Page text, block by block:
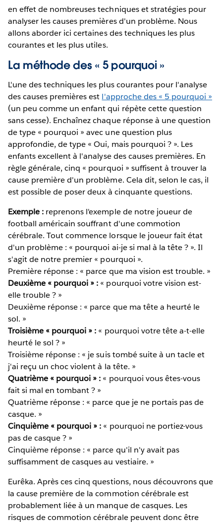
en effet de nombreuses techniques et stratégies pour
analyser les causes premières d'un problème. Nous
allons aborder ici certaines des techniques les plus
courantes et les plus utiles.
La méthode des « 5 pourquoi »
L'une des techniques les plus courantes pour l'analyse
des causes premières est l'approche des « 5 pourquoi »
(un peu comme un enfant qui répète cette question
sans cesse). Enchaînez chaque réponse à une question
de type « pourquoi » avec une question plus
approfondie, de type « Oui, mais pourquoi ? ». Les
enfants excellent à l'analyse des causes premières. En
règle générale, cinq « pourquoi » suffisent à trouver la
cause première d'un problème. Cela dit, selon le cas, il
est possible de poser deux à cinquante questions.
Exemple : reprenons l'exemple de notre joueur de
football américain souffrant d'une commotion
cérébrale. Tout commence lorsque le joueur fait état
d'un problème : « pourquoi ai-je si mal à la tête ? ». Il
s'agit de notre premier « pourquoi ».
Première réponse : « parce que ma vision est trouble. »
Deuxième « pourquoi » : « pourquoi votre vision est-
elle trouble ? »
Deuxième réponse : « parce que ma tête a heurté le
sol. »
Troisième « pourquoi » : « pourquoi votre tête a-t-elle
heurté le sol ? »
Troisième réponse : « je suis tombé suite à un tacle et
j'ai reçu un choc violent à la tête. »
Quatrième « pourquoi » : « pourquoi vous êtes-vous
fait si mal en tombant ? »
Quatrième réponse : « parce que je ne portais pas de
casque. »
Cinquième « pourquoi » : « pourquoi ne portiez-vous
pas de casque ? »
Cinquième réponse : « parce qu'il n'y avait pas
suffisamment de casques au vestiaire. »
Eurêka. Après ces cinq questions, nous découvrons que
la cause première de la commotion cérébrale est
probablement liée à un manque de casques. Les
risques de commotion cérébrale peuvent donc être